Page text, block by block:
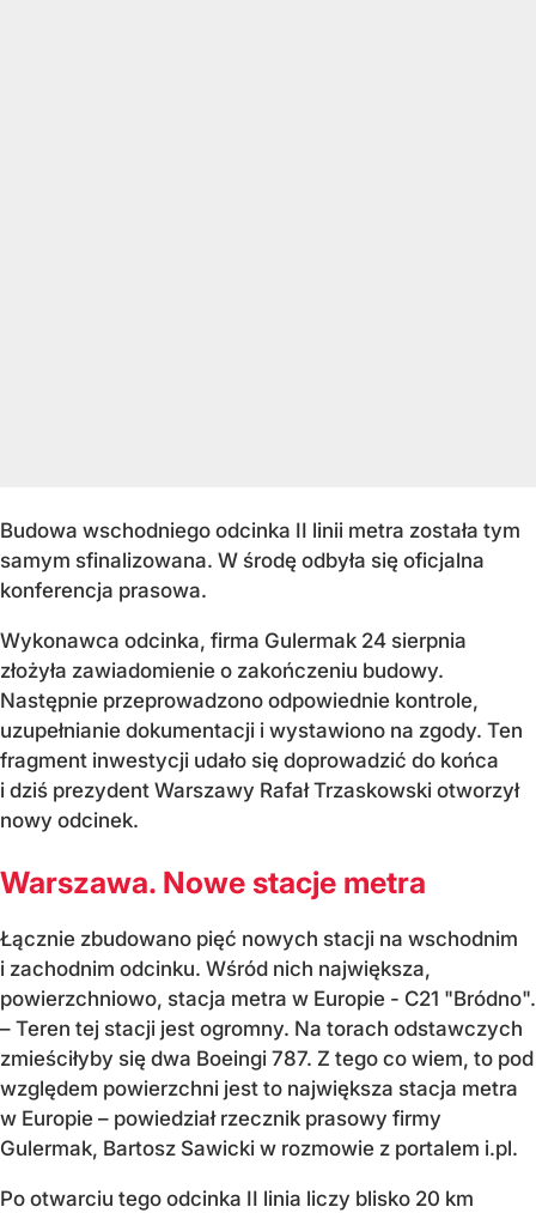
Budowa wschodniego odcinka II linii metra została tym
samym sfinalizowana. W środę odbyła się oficjalna
konferencja prasowa.
Wykonawca odcinka, firma Gulermak 24 sierpnia
złożyła zawiadomienie o zakończeniu budowy.
Następnie przeprowadzono odpowiednie kontrole,
uzupełnianie dokumentacji i wystawiono na zgody. Ten
fragment inwestycji udało się doprowadzić do końca
i dziś prezydent Warszawy Rafał Trzaskowski otworzył
nowy odcinek.
Warszawa. Nowe stacje metra
Łącznie zbudowano pięć nowych stacji na wschodnim
i zachodnim odcinku. Wśród nich największa,
powierzchniowo, stacja metra w Europie - C21 "Bródno".
– Teren tej stacji jest ogromny. Na torach odstawczych
zmieściłyby się dwa Boeingi 787. Z tego co wiem, to pod
względem powierzchni jest to największa stacja metra
w Europie – powiedział rzecznik prasowy firmy
Gulermak, Bartosz Sawicki w rozmowie z portalem i.pl.
Po otwarciu tego odcinka II linia liczy blisko 20 km